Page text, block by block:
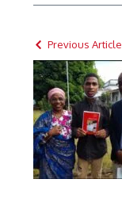
Previous Article